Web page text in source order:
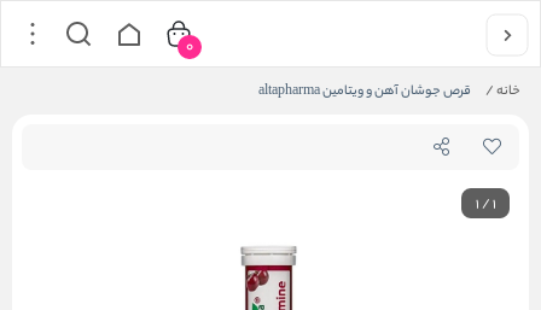
خانه/ قرص جوشان آهن و ویتامین altapharma
0
1/1